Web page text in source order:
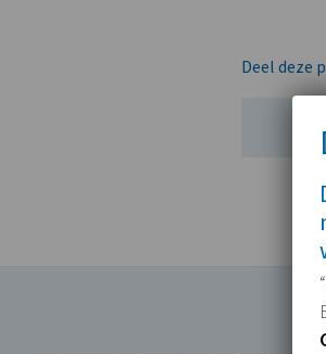
Deel deze